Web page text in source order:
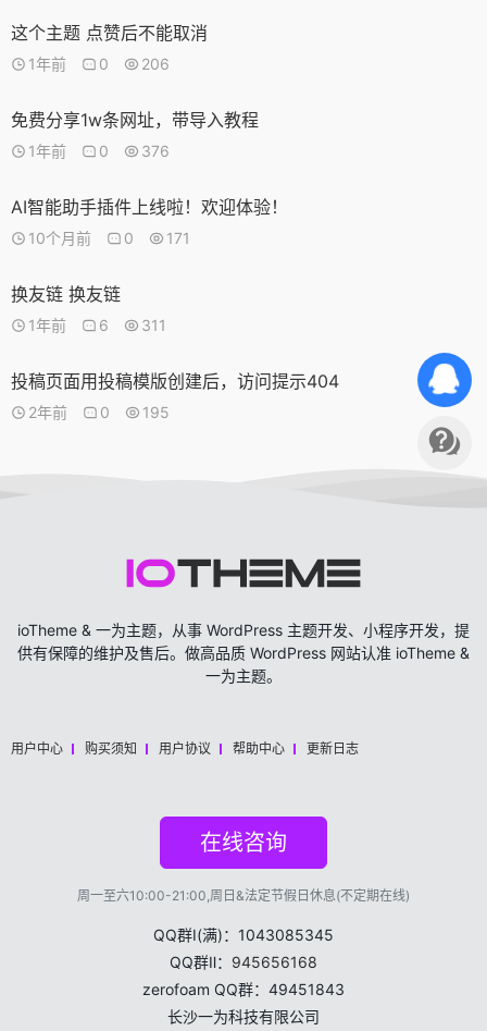
这个主题 点赞后不能取消
1年前 0 206
免费分享1w条网址，带导入教程
1年前 0 376
AI智能助手插件上线啦！欢迎体验！
10个月前 0 171
换友链 换友链
1年前 6 311
投稿页面用投稿模版创建后，访问提示404
2年前 0 195
ioTheme & 一为主题，从事 WordPress 主题开发、小程序开发，提
供有保障的维护及售后。做高品质 WordPress 网站认准 ioTheme &
一为主题。
用户中心 购买须知 用户协议 帮助中心 更新日志
在线咨询
周一至六10:00-21:00,周日&法定节假日休息(不定期在线)
QQ群Ⅰ(满)：1043085345
QQ群Ⅱ： 945656168
zerofoam QQ群：49451843
长沙一为科技有限公司